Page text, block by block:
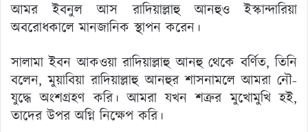
আমর ইবনুল আস রাদিয়াল্লাহু আনহুও ইস্কান্দারিয়া
অবরোধকালে মানজানিক স্থাপন করেন।
সালামা ইবন আকওয়া রাদিয়াল্লাহু আনহু থেকে বর্ণিত, তিনি
বলেন, মুয়াবিয়া রাদিয়াল্লাহু আনহুর শাসনামলে আমরা নৌ-
যুদ্ধে অংশগ্রহণ করি। আমরা যখন শত্রুর মুখোমুখি হই,
তাদের উপর অগ্নি নিক্ষেপ করি।